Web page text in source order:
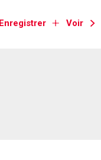
Enregistrer Voir